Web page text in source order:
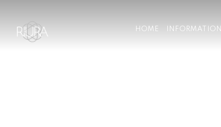
HOME INFORMATION